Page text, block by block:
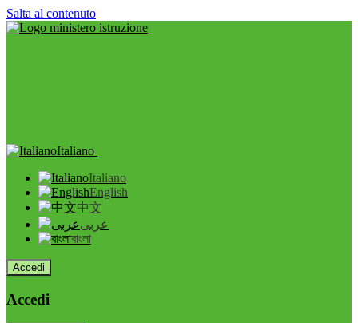
Salta al contenuto
Italiano
Italiano
English
中文
عربى
বাংলা
Accedi
Accedi